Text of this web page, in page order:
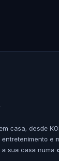
casa, desde
e
sua casa numa